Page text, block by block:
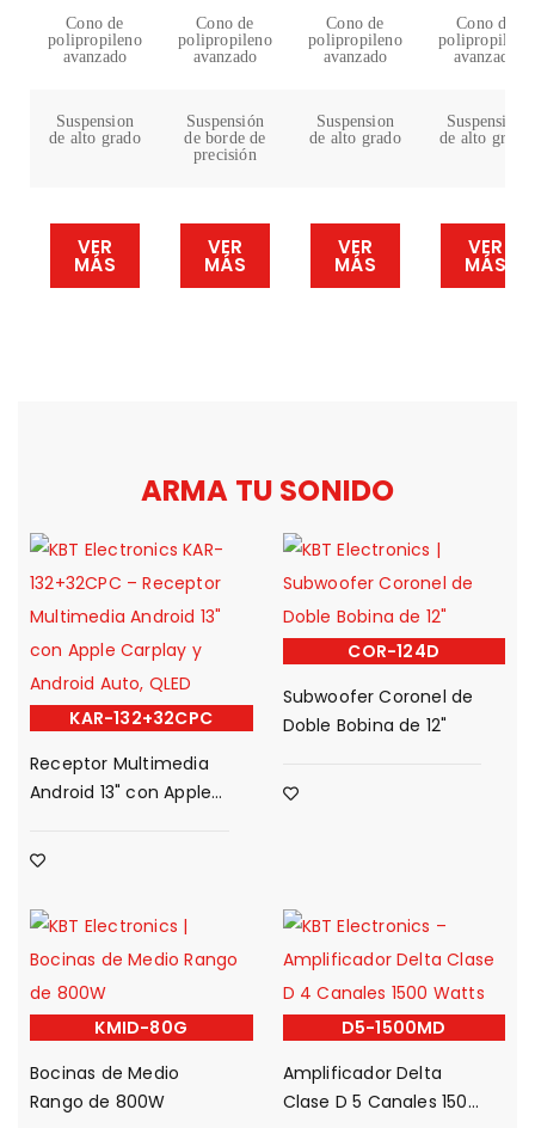
Cono de
polipropileno
avanzado
Cono de
polipropileno
avanzado
Cono de
polipropileno
avanzado
Cono de
polipropileno
avanzado
Suspension
de alto grado
Suspensión
de borde de
precisión
Suspension
de alto grado
Suspension
de alto grado
VER
MÁS
VER
MÁS
VER
MÁS
VER
MÁS
ARMA TU SONIDO
KAR-132+32CPC
Receptor Multimedia
Android 13" con Apple
Auto, QLED
COR-124D
Subwoofer Coronel de
Doble Bobina de 12"
KMID-80G
Bocinas de Medio
Rango de 800W
D5-1500MD
Amplificador Delta
Clase D 5 Canales 1500